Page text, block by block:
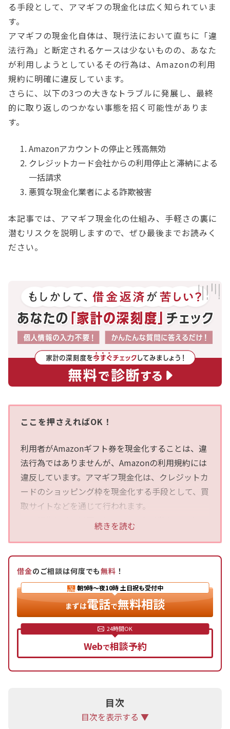
る手段として、アマギフの現金化は広く知られていま
す。
アマギフの現金化自体は、現行法において直ちに「違
法行為」と断定されるケースは少ないものの、あなた
が利用しようとしているその行為は、Amazonの利用
規約に明確に違反しています。
さらに、以下の3つの大きなトラブルに発展し、最終
的に取り返しのつかない事態を招く可能性がありま
す。
Amazonアカウントの停止と残高無効
クレジットカード会社からの利用停止と滞納による
一括請求
悪質な現金化業者による詐欺被害
本記事では、アマギフ現金化の仕組み、手軽さの裏に
潜むリスクを説明しますので、ぜひ最後までお読みく
ださい。
ここを押さえればOK！
利用者がAmazonギフト券を現金化することは、違
法行為ではありませんが、Amazonの利用規約には
違反しています。アマギフ現金化は、クレジットカ
ードのショッピング枠を現金化する手段として、買
取サイトなどを通じて行われます。
この行為には、以下の3つのリスクが潜んでいま
登録されていたアマギフ残高の無効に繋がる可能性
があります。過去の裁判例でも、Amazonの規約に
基づくアカウント停止の裁量が認められています。
2．クレジットカード会社規約違反：現金化目的の
利用が発覚すると、カードの利用停止や、支払を滞
納すると全額一括請求を受ける可能性があります。
用などの被害に遭うリスクがあります。
続きを読む
借金のご相談は何度でも無料 ！
朝9時〜夜10時 土日祝も受付中
まずは電話で無料相談
Webで相談予約
目次
目次を表示する ▼